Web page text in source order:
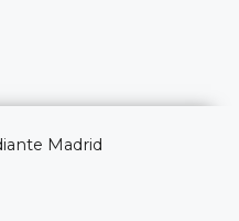
Madrid